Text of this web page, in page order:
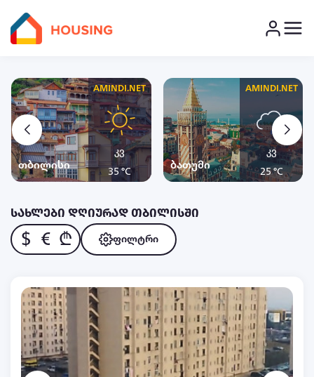
თბილისი
AMINDI.NET
კვ
35 °C
ბათუმი
AMINDI.NET
კვ
25 °C
სახლები დღიურად თბილისში
$ € ₾ ფილტრი